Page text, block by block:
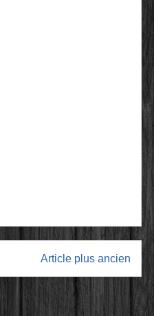
Article plus ancien